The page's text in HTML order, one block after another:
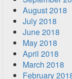
August 2018
July 2018
June 2018
May 2018
April 2018
March 2018
February